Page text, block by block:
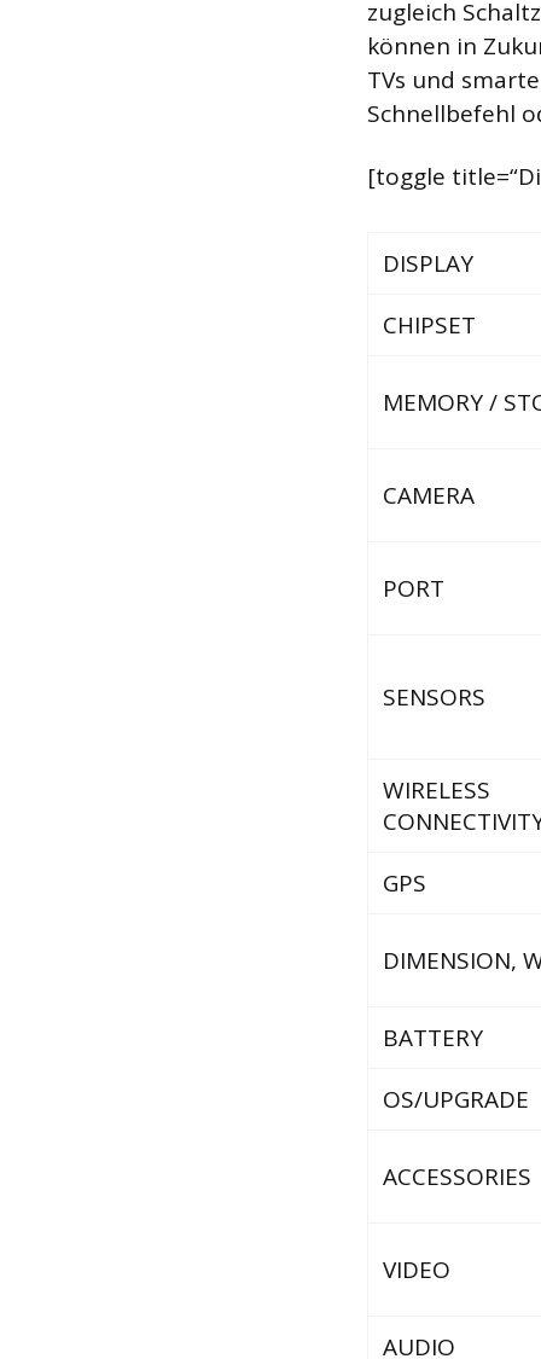
zugleich
können in
TVs und
Schnellbefehl
[toggle
DISPLAY
CHIPSET
MEMORY /
CAMERA
PORT
SENSORS
WIRELESS
GPS
DIMENSION,
BATTERY
OS/UPGRADE
ACCESSORIES
VIDEO
AUDIO